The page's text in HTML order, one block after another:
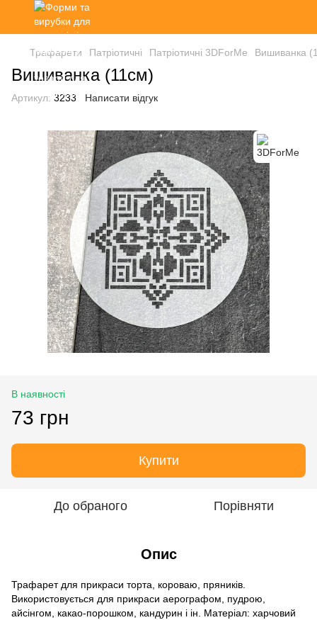
Трафарети Патріотичні Патріотичні 3DForMe Вишиванка
Вишиванка (11см)
Артикул: 3233 Написати відгук
В наявності
73 грн
Купити
До обраного Порівняти
Опис
Трафарет для прикраси торта, короваю, пряників.
Використовується для прикраси аерографом, пудрою,
айсінгом, какао-порошком, кандурин і ін. Матеріал: харчовий